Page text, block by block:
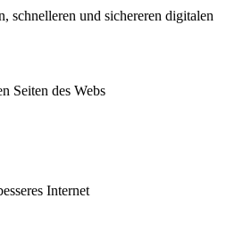
schnelleren und sichereren digitalen
Seiten des Webs
Internet